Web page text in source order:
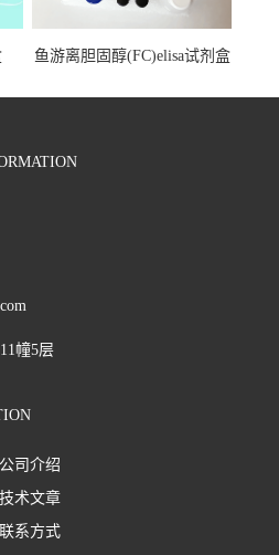
鱼游离胆固醇(FC)elisa试剂盒
幢5层
司介绍
术文章
系方式